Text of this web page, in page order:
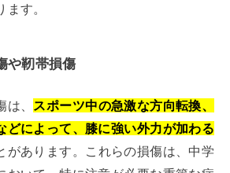
す。
や靭帯損傷
、 スポーツ中の急激な方向転換、
どによって、膝に強い外力が加わる
があります。これらの損傷は、中学